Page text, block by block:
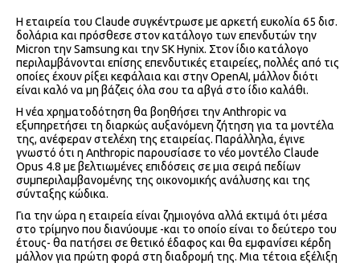
Η εταιρεία του Claude συγκέντρωσε με αρκετή ευκολία 65 δισ.
δολάρια και πρόσθεσε στον κατάλογο των επενδυτών την
Micron την Samsung και την SK Hynix. Στον ίδιο κατάλογο
περιλαμβάνονται επίσης επενδυτικές εταιρείες, πολλές από τις
οποίες έχουν ρίξει κεφάλαια και στην OpenAI, μάλλον διότι
είναι καλό να μη βάζεις όλα σου τα αβγά στο ίδιο καλάθι.
Η νέα χρηματοδότηση θα βοηθήσει την Anthropic να
εξυπηρετήσει τη διαρκώς αυξανόμενη ζήτηση για τα μοντέλα
της, ανέφεραν στελέχη της εταιρείας. Παράλληλα, έγινε
γνωστό ότι η Anthropic παρουσίασε το νέο μοντέλο Claude
Opus 4.8 με βελτιωμένες επιδόσεις σε μια σειρά πεδίων
συμπεριλαμβανομένης της οικονομικής ανάλυσης και της
σύνταξης κώδικα.
Για την ώρα η εταιρεία είναι ζημιογόνα αλλά εκτιμά ότι μέσα
στο τρίμηνο που διανύουμε -και το οποίο είναι το δεύτερο του
έτους- θα πατήσει σε θετικό έδαφος και θα εμφανίσει κέρδη
μάλλον για πρώτη φορά στη διαδρομή της. Μια τέτοια εξέλιξη